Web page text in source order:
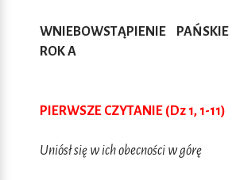
WNIEBOWSTĄPIENIE PAŃSKIE
ROK A
PIERWSZE CZYTANIE (Dz 1, 1-11)
Uniósł się w ich obecności w górę